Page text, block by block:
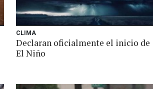
CLIMA
Declaran oficialmente el inicio de
El Niño